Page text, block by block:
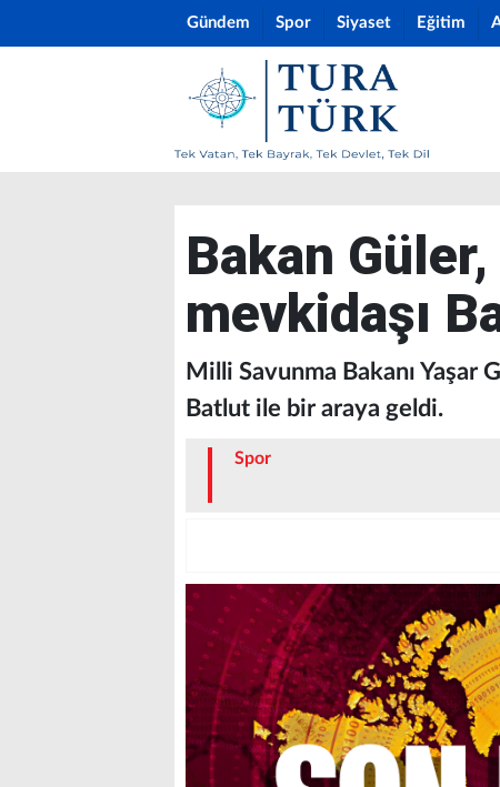
Gündem Spor Siyaset Eğitim
Bakan
mevkidaşı
Milli Savunma Bakanı Yaşar
Batlut ile bir araya geldi.
Spor